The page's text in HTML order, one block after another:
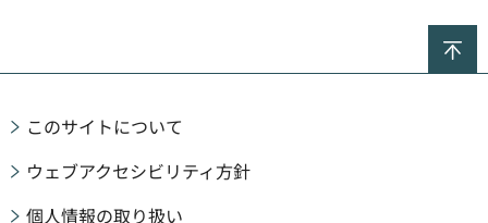
このサイトについて
ウェブアクセシビリティ方針
個人情報の取り扱い